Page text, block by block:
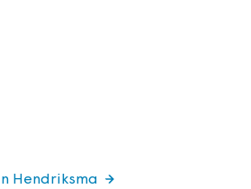
Hendriksma